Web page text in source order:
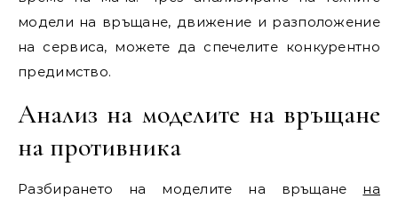
модели на връщане, движение и разположение
на сервиса, можете да спечелите конкурентно
предимство.
Анализ на моделите на връщане
на противника
Разбирането на моделите на връщане на